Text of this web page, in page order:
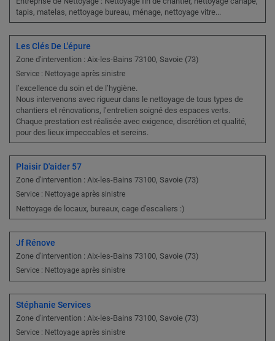
tapis, matelas, nettoyage bureau, ménage, nettoyage vitre...
Les Clés De L'épure
Zone d'intervention : Aix-les-Bains 73100, Savoie (73)
Service : Nettoyage après sinistre
l’excellence du soin et de l’hygiène.
Nous intervenons avec rigueur dans le nettoyage de tous types de
chantiers et rénovations, l’entretien soigné des espaces verts.
Chaque prestation est réalisée avec exigence, discrétion et qualité,
pour des lieux impeccables et sereins.
Plaisir D'aider 57
Zone d'intervention : Aix-les-Bains 73100, Savoie (73)
Service : Nettoyage après sinistre
Nettoyage de locaux, bureaux, cage d'escaliers :)
Jf Rénove
Zone d'intervention : Aix-les-Bains 73100, Savoie (73)
Service : Nettoyage après sinistre
Stéphanie Services
Zone d'intervention : Aix-les-Bains 73100, Savoie (73)
Service : Nettoyage après sinistre